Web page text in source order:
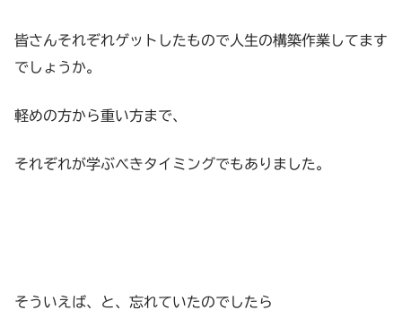
皆さんそれぞれゲットしたもので人生の構築作業してます
でしょうか。
軽めの方から重い方まで、
それぞれが学ぶべきタイミングでもありました。
そういえば、と、忘れていたのでしたら